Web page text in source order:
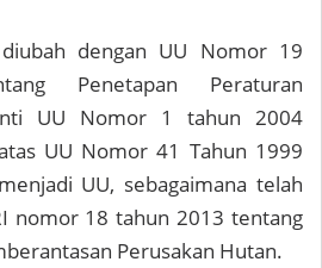
dengan UU Nomor 19
Penetapan Peraturan
UU Nomor 1 tahun 2004
UU Nomor 41 Tahun 1999
UU, sebagaimana telah
nomor 18 tahun 2013 tentang
Perusakan Hutan.